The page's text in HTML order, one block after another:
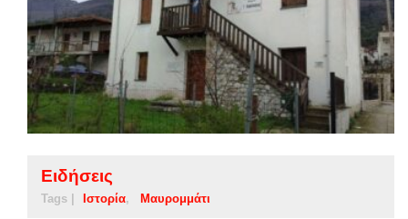
Ειδήσεις
Tags | Ιστορία Μαυρομμάτι